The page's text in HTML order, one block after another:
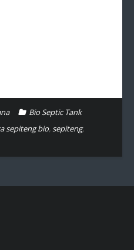
Bio Septic Tank
sepiteng bio, sepiteng,